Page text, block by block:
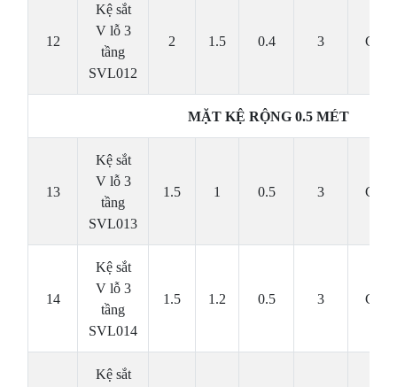
12
Kệ sắt
V lỗ 3
tầng
SVL012
2 1.5 0.4 3 Cái
MẶT KỆ RỘNG 0.5 MÉT
13
Kệ sắt
V lỗ 3
tầng
SVL013
1.5 1 0.5 3 Cái
14
Kệ sắt
V lỗ 3
tầng
SVL014
1.5 1.2 0.5 3 Cái
Kệ sắt